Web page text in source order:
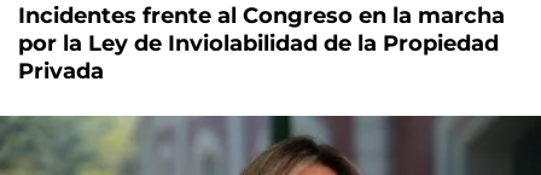
Incidentes frente al Congreso en la marcha
por la Ley de Inviolabilidad de la Propiedad
Privada